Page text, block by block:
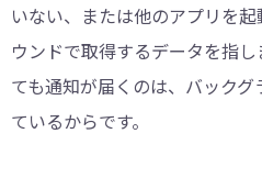
いない、または他のアプリを
ウンドで取得するデータを指
ても通知が届くのは、バック
ているからです。